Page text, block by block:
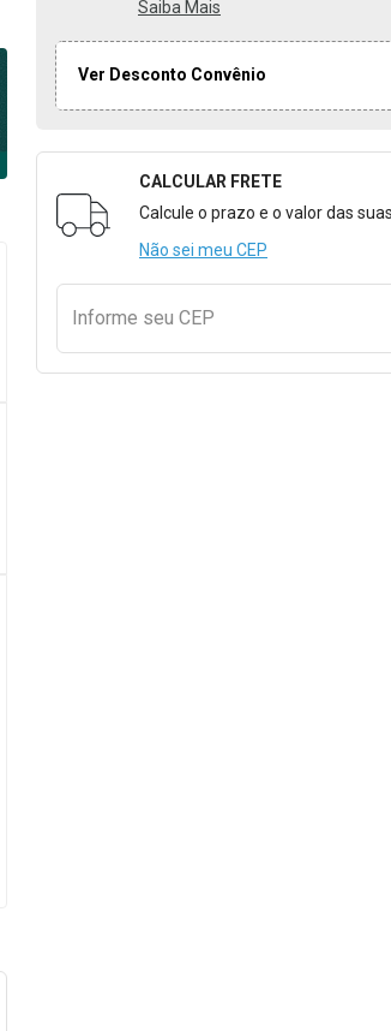
Saiba Mais
Ver Desconto Convênio
Formulário para Calcular o
CALCULAR FRETE
Calcule o prazo e o valor das
Não sei meu CEP
Informe seu CEP